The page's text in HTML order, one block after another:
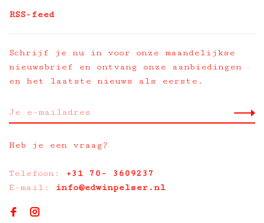
RSS-feed
Schrijf je nu in voor onze maandelijkse
nieuwsbrief en ontvang onze aanbiedingen
en het laatste nieuws als eerste.
Heb je een vraag?
Telefoon: +31 70- 3609237
E-mail:
info@edwinpelser.nl